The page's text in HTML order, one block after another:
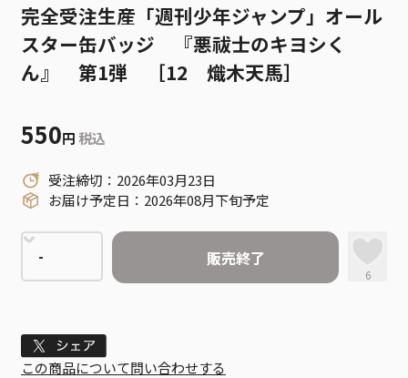
完全受注生産「週刊少年ジャンプ」オール
スター缶バッジ 『悪祓士のキヨシく
ん』 第1弾 ［12 熾木天馬］
550円 税込
受注締切：2026年03月23日
お届け予定日：2026年08月下旬予定
販売終了
6
Tweet
この商品について問い合わせする